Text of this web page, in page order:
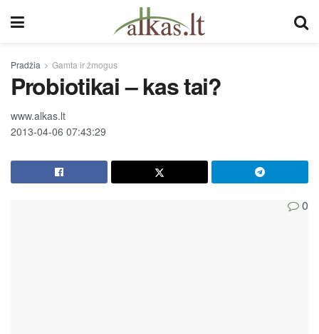
Pradžia Gamta ir žmogus
Probiotikai – kas tai?
www.alkas.lt
2013-04-06 07:43:29
0